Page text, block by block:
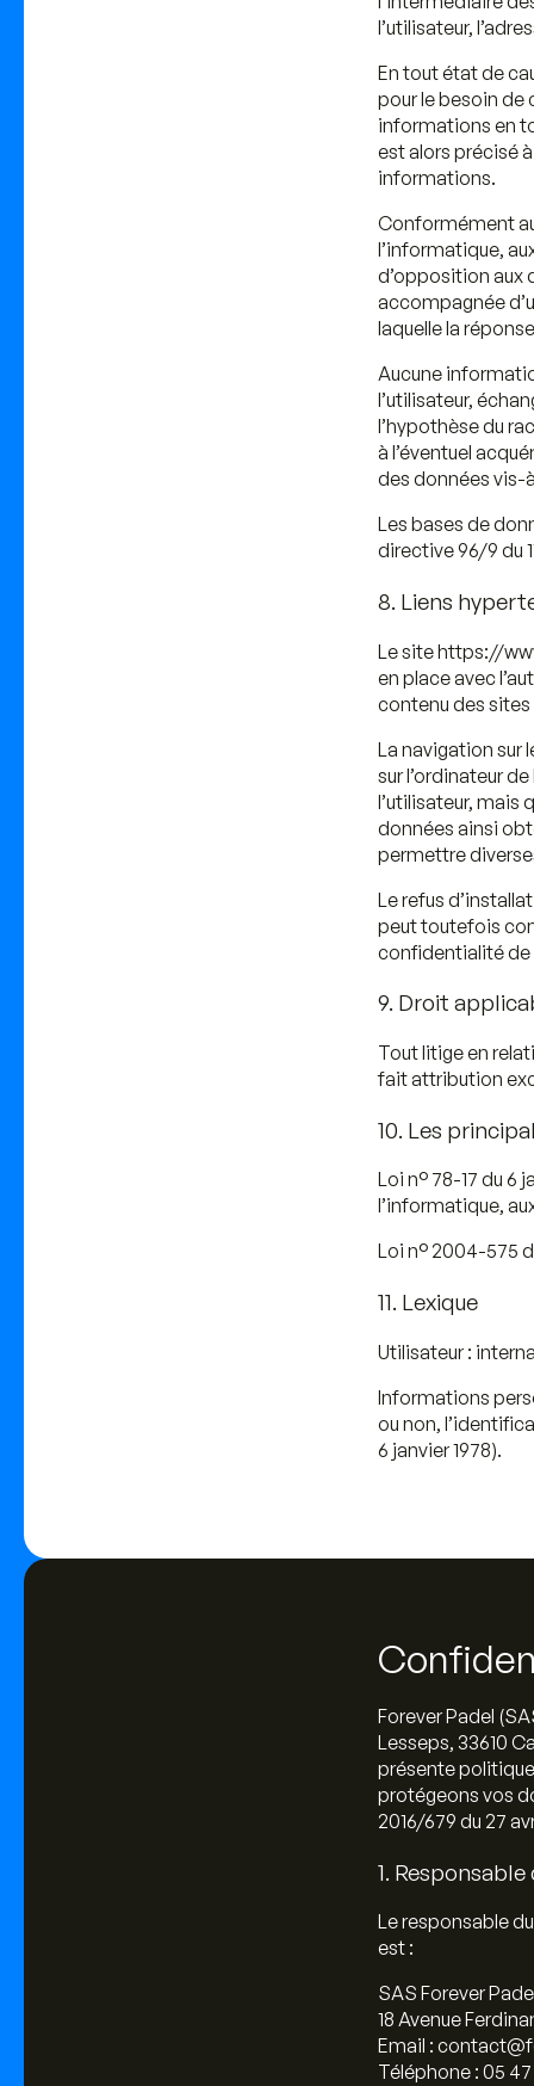
l’utilisateur,
En tout état de
pour le besoin de
informations en
est alors précisé
informations.
Conformément
l’informatique,
d’opposition aux
accompagnée
laquelle la
Aucune
l’utilisateur,
l’hypothèse du
à l’éventuel
des données vis-
Les bases de
directive 96/9 du
8. Liens
Le site https://
en place avec
contenu des sites
La navigation sur
sur l’ordinateur
l’utilisateur, mais
données ainsi
permettre
Le refus
peut toutefois
confidentialité de
9. Droit
Tout litige en
fait attribution
10. Les
Loi n° 78-17 du 6
l’informatique,
Loi n° 2004-575
11. Lexique
Utilisateur:
Informations
ou non,
6 janvier 1978).
Forever Padel
Lesseps, 33610
présente
protégeons vos
2016/679 du 27
1.
Le responsable
est :
SAS Forever
18 Avenue
Email :
Téléphone : 05 47